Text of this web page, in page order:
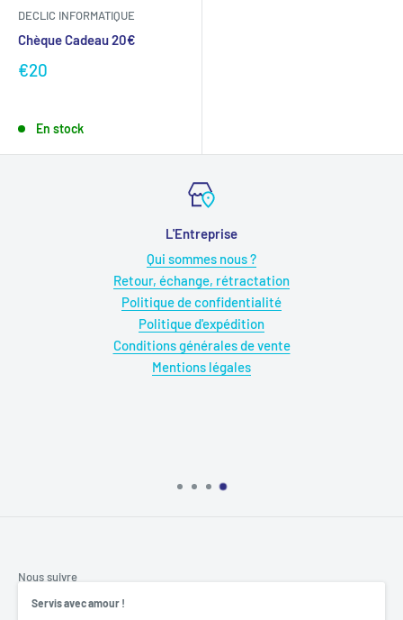
DECLIC INFORMATIQUE
Chèque Cadeau 20€
€20
En stock
L'Entreprise
Qui sommes nous ?
Retour, échange, rétractation
Politique de confidentialité
Politique d'expédition
Conditions générales de vente
Mentions légales
Nous suivre
Servis avec amour !